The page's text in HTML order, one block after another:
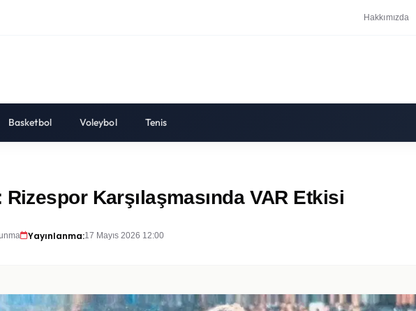
Hakkımızda
Basketbol Voleybol Tenis
Karşılaşmasında VAR Etkisi
Yayınlanma:17 Mayıs 2026 12:00